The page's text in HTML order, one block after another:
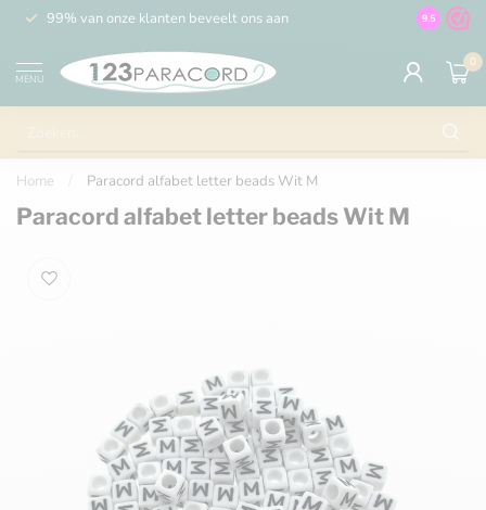
99% van onze klanten beveelt ons aan 100% de
9.5
MENU
0
Home Paracord alfabet letter beads Wit M
Paracord alfabet letter beads Wit M